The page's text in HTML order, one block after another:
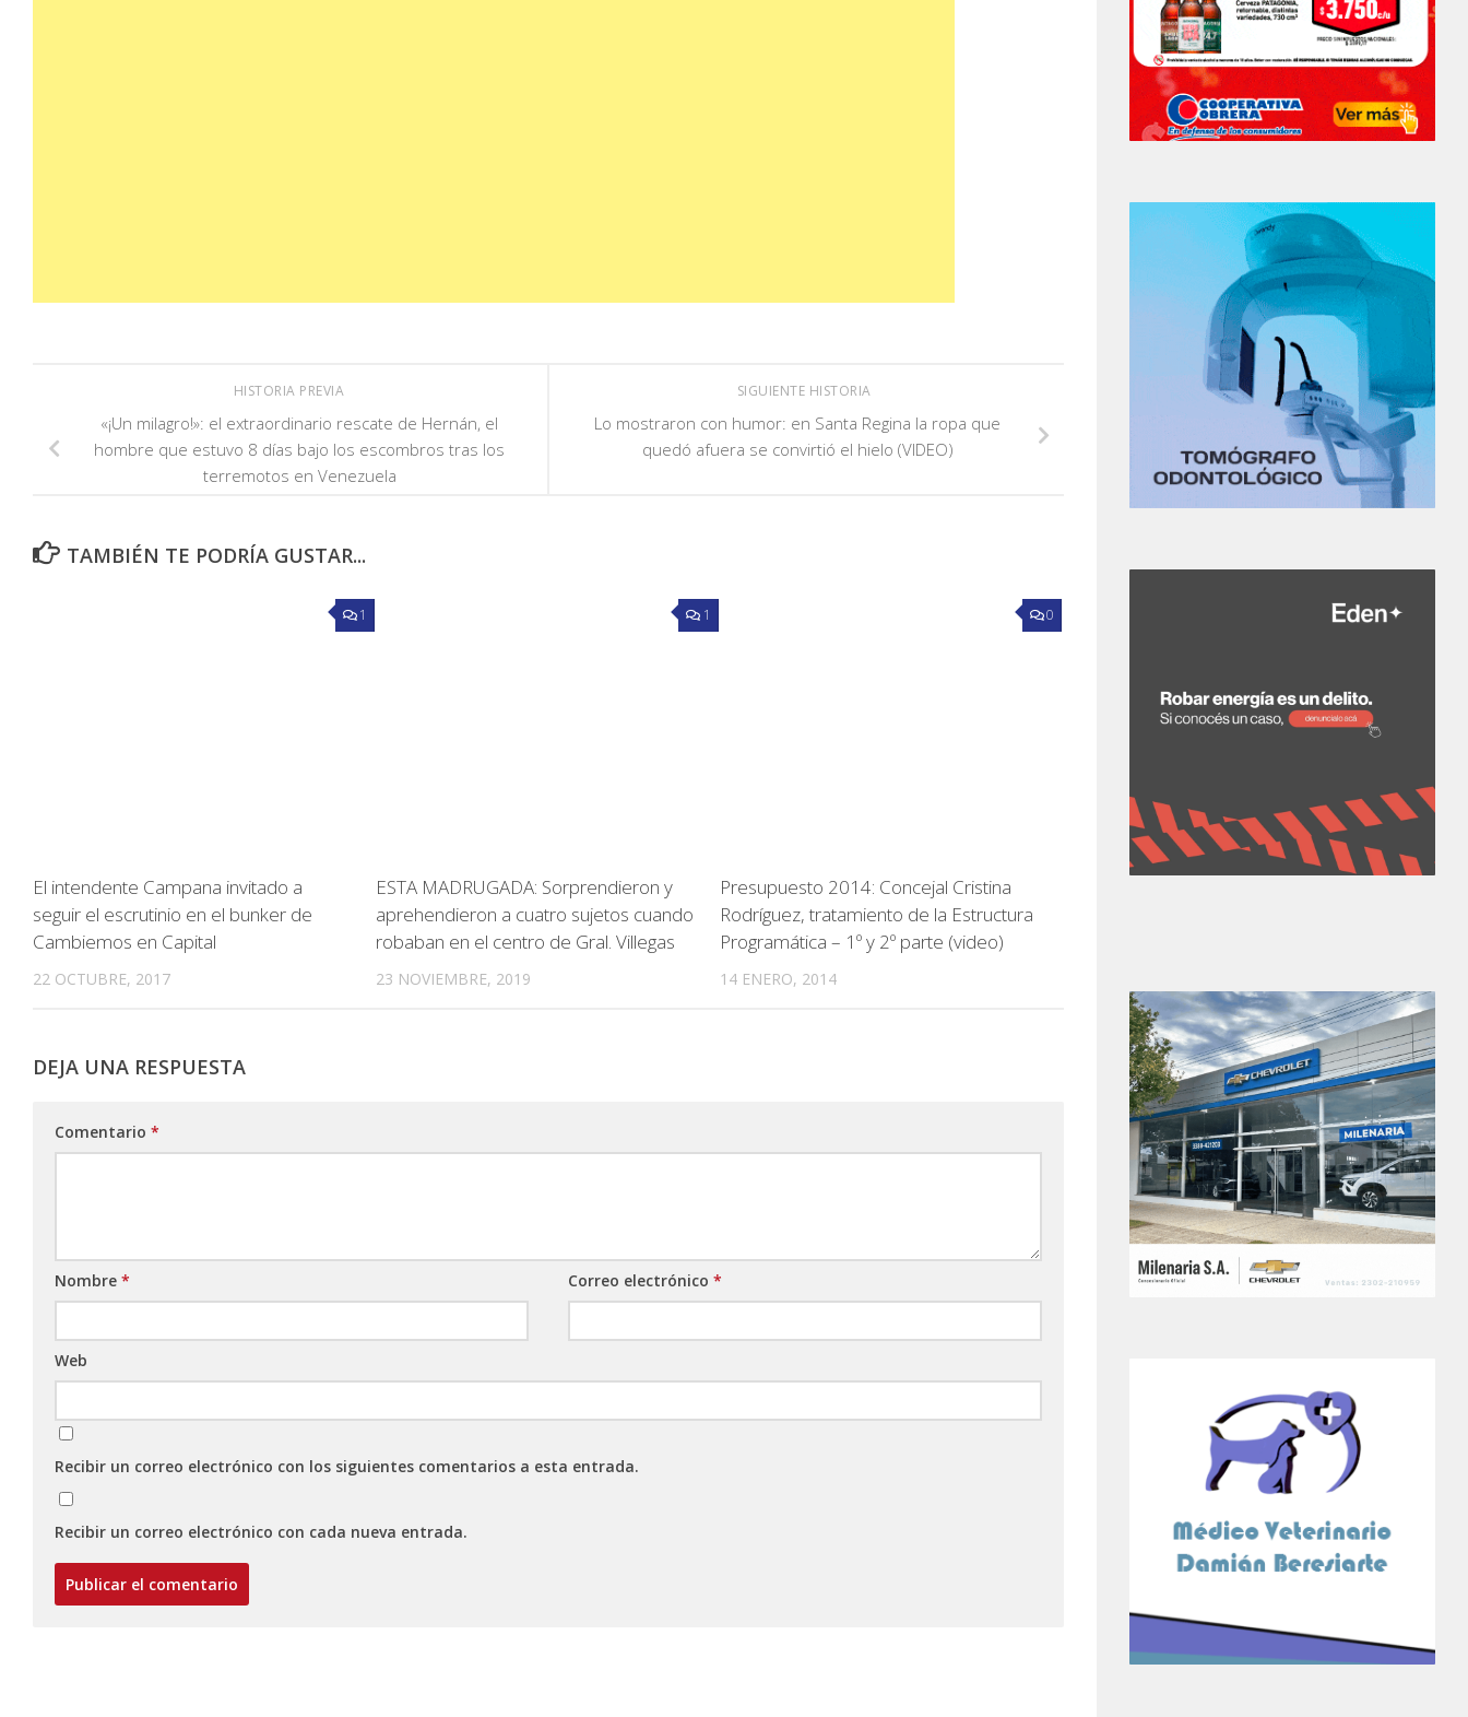
SIGUIENTE HISTORIA
Lo mostraron con humor: en Santa Regina la ropa que
quedó afuera se convirtió el hielo (VIDEO)
HISTORIA PREVIA
«¡Un milagro!»: el extraordinario rescate de Hernán, el
hombre que estuvo 8 días bajo los escombros tras los
terremotos en Venezuela
TAMBIÉN TE PODRÍA GUSTAR...
1
El intendente Campana invitado a
seguir el escrutinio en el bunker de
Cambiemos en Capital
22 OCTUBRE, 2017
1
ESTA MADRUGADA: Sorprendieron y
aprehendieron a cuatro sujetos cuando
robaban en el centro de Gral. Villegas
23 NOVIEMBRE, 2019
0
Presupuesto 2014: Concejal Cristina
Rodríguez, tratamiento de la Estructura
Programática – 1º y 2º parte (video)
14 ENERO, 2014
DEJA UNA RESPUESTA
Comentario *
Nombre * Correo electrónico*
Web
Recibir un correo electrónico con los siguientes comentarios a esta entrada.
Recibir un correo electrónico con cada nueva entrada.